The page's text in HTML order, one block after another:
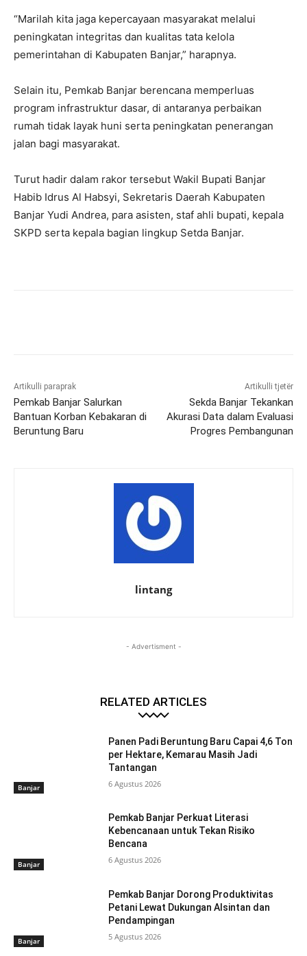
“Marilah kita jaga kepercayaan masyarakat melalui
peningkatan integritas dan kualitas tata kelola
pemerintahan di Kabupaten Banjar,” harapnya.
Selain itu, Pemkab Banjar berencana memperluas
program infrastruktur dasar, di antaranya perbaikan
rumah tidak layak huni serta peningkatan penerangan
jalan bagi masyarakat.
Turut hadir dalam rakor tersebut Wakil Bupati Banjar
Habib Idrus Al Habsyi, Sekretaris Daerah Kabupaten
Banjar Yudi Andrea, para asisten, staf ahli bupati, kepala
SKPD serta kepala bagian lingkup Setda Banjar.
Artikulli paraprak
Pemkab Banjar Salurkan
Bantuan Korban Kebakaran di
Beruntung Baru
Artikulli tjetër
Sekda Banjar Tekankan
Akurasi Data dalam Evaluasi
Progres Pembangunan
lintang
- Advertisment -
RELATED ARTICLES
Banjar
Panen Padi Beruntung Baru Capai 4,6 Ton
per Hektare, Kemarau Masih Jadi
Tantangan
6 Agustus 2026
Banjar
Pemkab Banjar Perkuat Literasi
Kebencanaan untuk Tekan Risiko
Bencana
6 Agustus 2026
Banjar
Pemkab Banjar Dorong Produktivitas
Petani Lewat Dukungan Alsintan dan
Pendampingan
5 Agustus 2026